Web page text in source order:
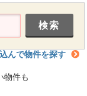
んで物件を探す
物件も